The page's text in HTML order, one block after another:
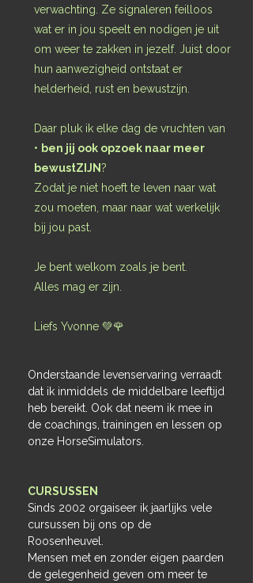
verwachting. Ze signaleren feilloos
wat er in jou speelt en nodigen je uit
om weer te zakken in jezelf. Juist door
hun aanwezigheid ontstaat er
helderheid, rust en bewustzijn.
Daar pluk ik elke dag de vruchten van
• ben jij ook opzoek naar meer
bewustZIJN?
Zodat je niet hoeft te leven naar wat
zou moeten, maar naar wat werkelijk
bij jou past.
Je bent welkom zoals je bent.
Alles mag er zijn.
Liefs Yvonne 💚🌹
Onderstaande levenservaring verraadt
dat ik inmiddels de middelbare leeftijd
heb bereikt. Ook dat neem ik mee in
de coachings, trainingen en lessen op
onze HorseSimulators.
CURSUSSEN
Sinds 2002 orgaiseer ik jaarlijks vele
cursussen bij ons op de
Roosenheuvel.
Mensen met en zonder eigen paarden
de gelegenheid geven om meer te